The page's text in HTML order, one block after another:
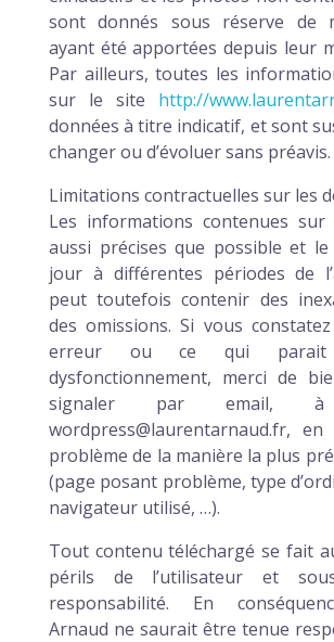
sont donnés sous réserve de
ayant été apportées depuis leur
Par ailleurs, toutes les
sur le site http://
données à titre indicatif, et sont
changer ou d’évoluer sans préavis.
Limitations contractuelles sur les
Les informations contenues
aussi précises que possible et
jour à différentes périodes de
peut toutefois contenir des
des omissions. Si vous
erreur ou ce qui
dysfonctionnement, merci de
signaler par email, à
wordpress@laurentarnaud.fr,
problème de la manière la plus
(page posant problème, type
navigateur utilisé, …).
Tout contenu téléchargé se fait
périls de l’utilisateur et
responsabilité. En
Arnaud ne saurait être tenue